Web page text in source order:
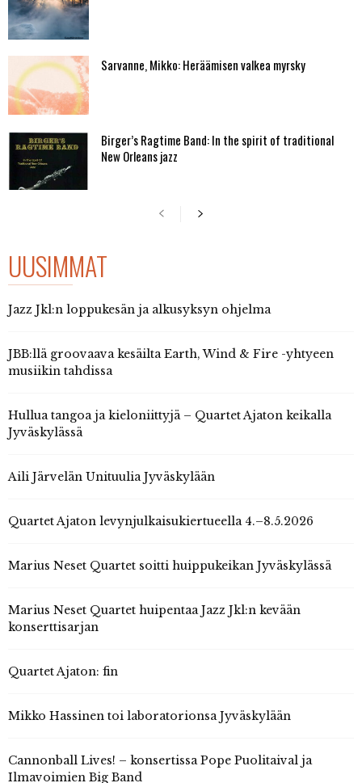
Sarvanne, Mikko: Heräämisen valkea myrsky
Birger’s Ragtime Band: In the spirit of traditional
New Orleans jazz
UUSIMMAT
Jazz Jkl:n loppukesän ja alkusyksyn ohjelma
JBB:llä groovaava kesäilta Earth, Wind & Fire -yhtyeen
musiikin tahdissa
Hullua tangoa ja kieloniittyjä – Quartet Ajaton keikalla
Jyväskylässä
Aili Järvelän Unituulia Jyväskylään
Quartet Ajaton levynjulkaisukiertueella 4.–8.5.2026
Marius Neset Quartet soitti huippukeikan Jyväskylässä
Marius Neset Quartet huipentaa Jazz Jkl:n kevään
konserttisarjan
Quartet Ajaton: fin
Mikko Hassinen toi laboratorionsa Jyväskylään
Cannonball Lives! – konsertissa Pope Puolitaival ja
Ilmavoimien Big Band